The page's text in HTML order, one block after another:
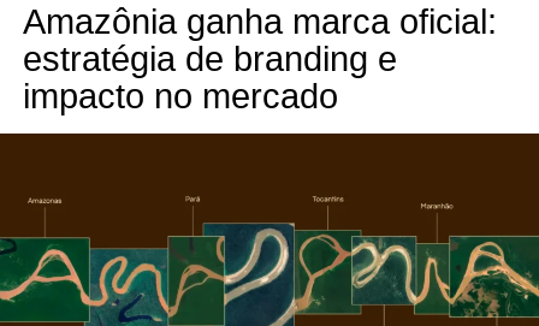
Amazônia ganha marca oficial:
estratégia de branding e
impacto no mercado